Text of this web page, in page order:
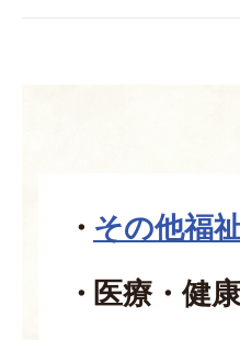
その他福
医療・健康